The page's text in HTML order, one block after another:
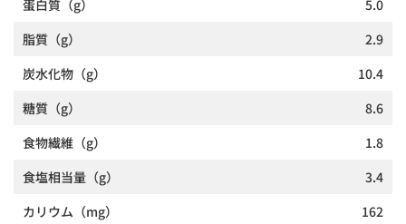
蛋白質 （g）
5.0
脂質 （g）
2.9
炭水化物 （g）
10.4
糖質 （g）
8.6
食物繊維 （g）
1.8
食塩相当量 （g）
3.4
カリウム （mg）
162